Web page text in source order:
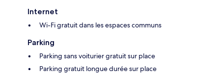
Internet
Wi-Fi gratuit dans les espaces communs
Parking
Parking sans voiturier gratuit sur place
Parking gratuit longue durée sur place